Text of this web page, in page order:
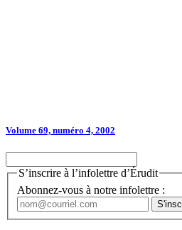
Volume 69, numéro 4, 2002
S’inscrire à l’infolettre d’Érudit
Abonnez-vous à notre infolettre :